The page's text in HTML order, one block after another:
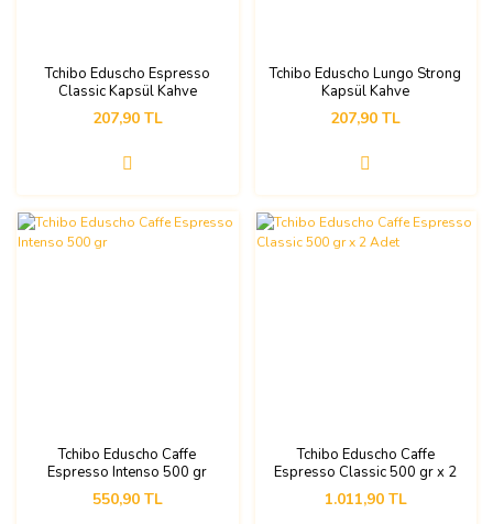
Tchibo Eduscho Espresso
Classic Kapsül Kahve
207,90 TL
Tchibo Eduscho Lungo Strong
Kapsül Kahve
207,90 TL
Tchibo Eduscho Caffe
Espresso Intenso 500 gr
550,90 TL
Tchibo Eduscho Caffe
Espresso Classic 500 gr x 2
Adet
1.011,90 TL